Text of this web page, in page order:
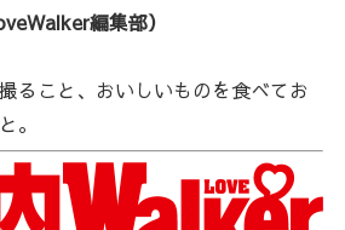
編集部）
ること、おいしいものを食べてお
。